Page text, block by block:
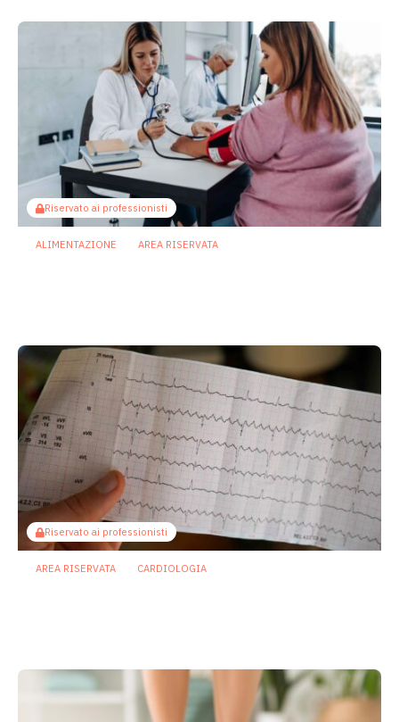
Riservato ai professionisti
ALIMENTAZIONE AREA RISERVATA
Riservato ai professionisti
AREA RISERVATA CARDIOLOGIA